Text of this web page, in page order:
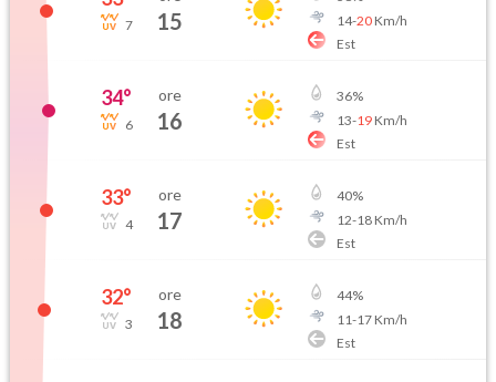
7 15
14-20Km/h
Est
34°
6
ore
16
36%
13-19Km/h
Est
33°
4
ore
17
40%
12-18Km/h
Est
32°
3
ore
18
44%
11-17Km/h
Est